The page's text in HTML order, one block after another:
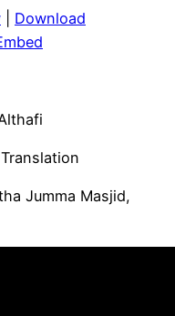
Download
Jumma Masjid,